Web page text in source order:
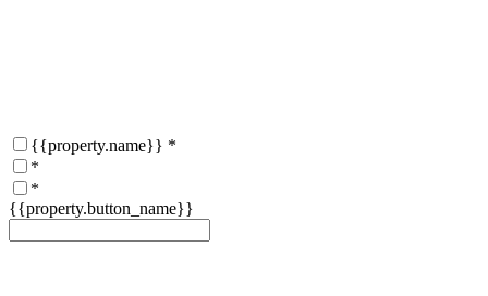
{{property.name}} *
*
*
{{property.button_name}}